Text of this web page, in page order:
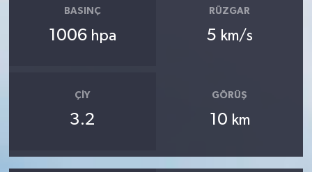
BASINÇ
1006 hpa
RÜZGAR
5 km/s
ÇIY
3.2
GÖRÜŞ
10 km